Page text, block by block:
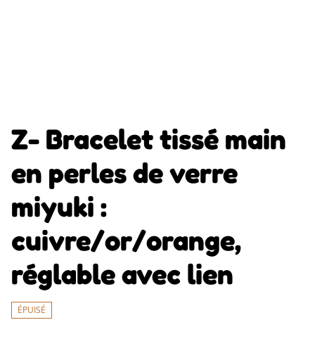
Z- Bracelet tissé main
en perles de verre
miyuki :
cuivre/or/orange,
réglable avec lien
ÉPUISÉ